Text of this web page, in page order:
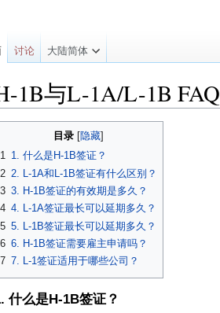
1B与L-1A/L-1B FAQ
航
索
目录
1 1. 什么是H-1B签证？
2 2. L-1A和L-1B签证有什么区别？
3 3. H-1B签证的有效期是多久？
4 4. L-1A签证最长可以延期多久？
5 5. L-1B签证最长可以延期多久？
6 6. H-1B签证需要雇主申请吗？
7 7. L-1签证适用于哪些公司？
什么是H-1B签证？
讨论 大陆简体